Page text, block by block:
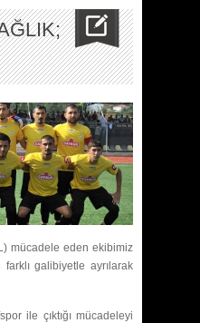
mücadele eden ekibimiz
galibiyetle ayrılarak
ile çıktığı mücadeleyi